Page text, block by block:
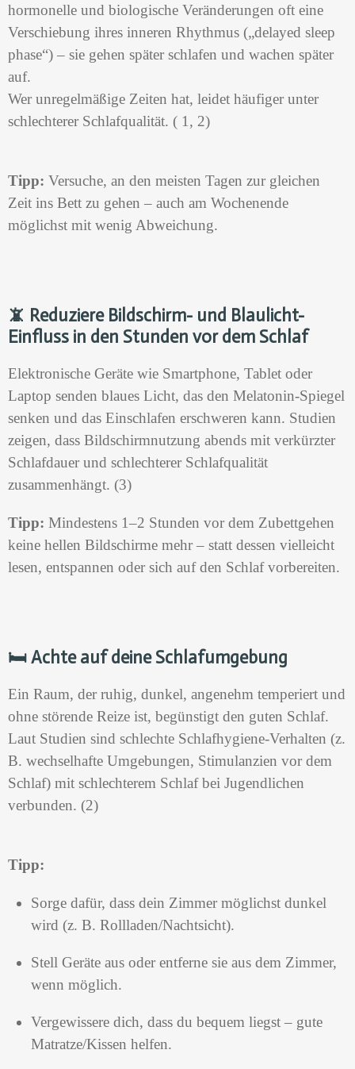
hormonelle und biologische Veränderungen oft eine
Verschiebung ihres inneren Rhythmus („delayed sleep
phase“) – sie gehen später schlafen und wachen später
auf.
Wer unregelmäßige Zeiten hat, leidet häufiger unter
schlechterer Schlafqualität. ( 1, 2)
Tipp: Versuche, an den meisten Tagen zur gleichen
Zeit ins Bett zu gehen – auch am Wochenende
möglichst mit wenig Abweichung.
📵 Reduziere Bildschirm- und Blaulicht-
Einfluss in den Stunden vor dem Schlaf
Elektronische Geräte wie Smartphone, Tablet oder
Laptop senden blaues Licht, das den Melatonin-Spiegel
senken und das Einschlafen erschweren kann. Studien
zeigen, dass Bildschirmnutzung abends mit verkürzter
Schlafdauer und schlechterer Schlafqualität
zusammenhängt. (3)
Tipp: Mindestens 1–2 Stunden vor dem Zubettgehen
keine hellen Bildschirme mehr – statt dessen vielleicht
lesen, entspannen oder sich auf den Schlaf vorbereiten.
🛏️Achte auf deine Schlafumgebung
Ein Raum, der ruhig, dunkel, angenehm temperiert und
ohne störende Reize ist, begünstigt den guten Schlaf.
Laut Studien sind schlechte Schlafhygiene-Verhalten (z.
B. wechselhafte Umgebungen, Stimulanzien vor dem
Schlaf) mit schlechterem Schlaf bei Jugendlichen
verbunden. (2)
Tipp:
Sorge dafür, dass dein Zimmer möglichst dunkel
wird (z. B. Rollladen/Nachtsicht).
Stell Geräte aus oder entferne sie aus dem Zimmer,
wenn möglich.
Vergewissere dich, dass du bequem liegst – gute
Matratze/Kissen helfen.